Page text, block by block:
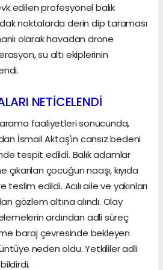
edilen profesyonel balık
noktalarda derin dip taraması
olarak havadan drone
su altı ekiplerinin
NETİCELENDİ
arama faaliyetleri sonucunda,
İsmail Aktaş'ın cansız bedeni
tespit edildi. Balık adamlar
çocuğun naaşı, kıyıda
teslim edildi. Acılı aile ve yakınları
gözlem altına alındı. Olay
ardından adli süreç
baraj çevresinde bekleyen
neden oldu. Yetkililer adli